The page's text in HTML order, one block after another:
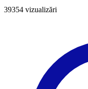
39354 vizualizări